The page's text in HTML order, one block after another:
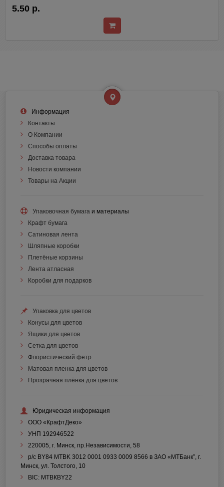
5.50 р.
Информация
Контакты
О Компании
Способы оплаты
Доставка товара
Новости компании
Товары на Акции
Упаковочная бумага и материалы
Крафт бумага
Сатиновая лента
Шляпные коробки
Плетёные корзины
Лента атласная
Коробки для подарков
Упаковка для цветов
Конусы для цветов
Ящики для цветов
Сетка для цветов
Флористический фетр
Матовая пленка для цветов
Прозрачная плёнка для цветов
Юридическая информация
ООО «КрафтДеко»
УНП 192946522
220005, г. Минск, пр.Независимости, 58
р/с BY84 MTBK 3012 0001 0933 0009 8566 в ЗАО «МТБанк”, г.
Минск, ул. Толстого, 10
BIC: МТВКBY22